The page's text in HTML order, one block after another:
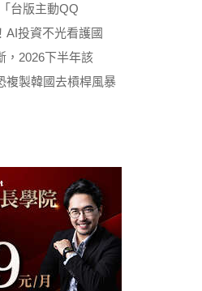
台版主動QQ
AI投資不光看護國
，2026下半年該
複製韓國去槓桿風暴